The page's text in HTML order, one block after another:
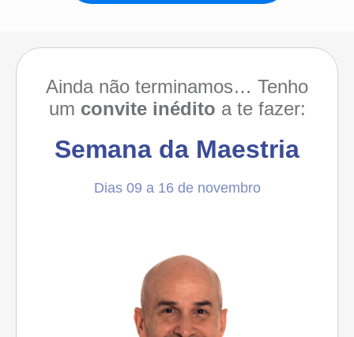
Ainda não terminamos… Tenho
um convite inédito a te fazer:
Semana da Maestria
Dias 09 a 16 de novembro